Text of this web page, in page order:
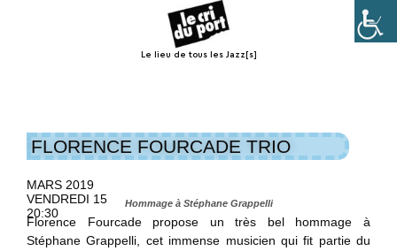
Le lieu de tous les Jazz[s]
FLORENCE FOURCADE TRIO
MARS 2019
VENDREDI 15
20:30
Hommage à Stéphane Grappelli
Florence Fourcade propose un très bel hommage à
Stéphane Grappelli, cet immense musicien qui fit partie du